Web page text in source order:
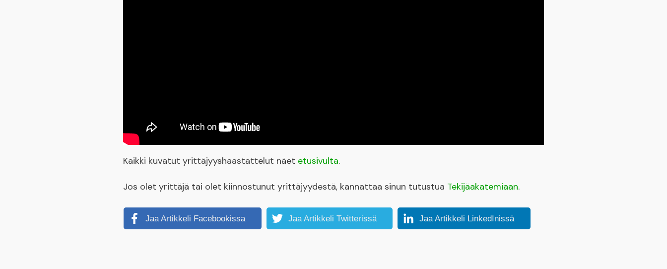
Kaikki kuvatut yrittäjyyshaastattelut näet etusivulta.
Jos olet yrittäjä tai olet kiinnostunut yrittäjyydestä, kannattaa sinun tutustua Tekijäakatemiaan.
Jaa Artikkeli Facebookissa Jaa Artikkeli Twitterissä Jaa Artikkeli LinkedInissä